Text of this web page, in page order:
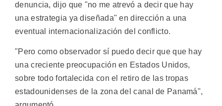
denuncia, dijo que "no me atrevó a decir que hay
una estrategia ya diseñada" en dirección a una
eventual internacionalización del conflicto.
"Pero como observador sí puedo decir que que hay
una creciente preocupación en Estados Unidos,
sobre todo fortalecida con el retiro de las tropas
estadounidenses de la zona del canal de Panamá",